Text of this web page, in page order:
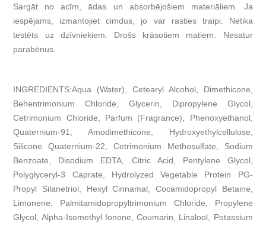
Sargāt no acīm, ādas un absorbējošiem materiāliem. Ja
iespējams, izmantojiet cimdus, jo var rasties traipi. Netika
testēts uz dzīvniekiem. Drošs krāsotiem matiem. Nesatur
parabēnus.
INGREDIENTS:Aqua (Water), Cetearyl Alcohol, Dimethicone,
Behentrimonium Chloride, Glycerin, Dipropylene Glycol,
Cetrimonium Chloride, Parfum (Fragrance), Phenoxyethanol,
Quaternium-91, Amodimethicone, Hydroxyethylcellulose,
Silicone Quaternium-22, Cetrimonium Methosulfate, Sodium
Benzoate, Disodium EDTA, Citric Acid, Pentylene Glycol,
Polyglyceryl-3 Caprate, Hydrolyzed Vegetable Protein PG-
Propyl Silanetriol, Hexyl Cinnamal, Cocamidopropyl Betaine,
Limonene, Palmitamidopropyltrimonium Chloride, Propylene
Glycol, Alpha-Isomethyl Ionone, Coumarin, Linalool, Potassium